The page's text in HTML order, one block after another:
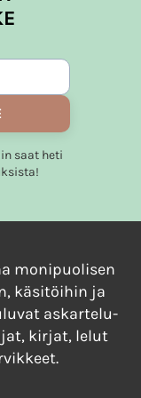
saat heti
monipuolisen
käsitöihin ja
askartelu-
kirjat, lelut